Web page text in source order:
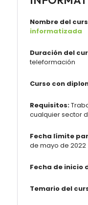
Nombre del
informatizada
Duración del
teleformación
Curso con
Requisitos:
cualquier sector
Fecha límite
de mayo de 2022
Fecha de inicio
Temario del